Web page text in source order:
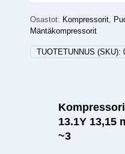
Osastot: Kompressorit,
Mäntäkompressorit
TUOTETUNNUS (SKU):
13.1Y 13,15
~3